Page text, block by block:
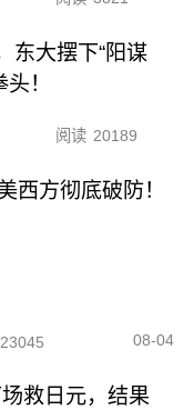
东大摆下“阳谋
！
阅读 20189
西方彻底破防！
23045 08-04
救日元，结果